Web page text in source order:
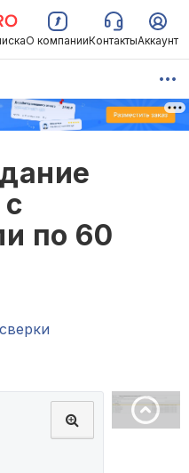
О компанииКонтактыАккаунт
по 60